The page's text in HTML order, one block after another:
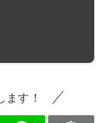
す！